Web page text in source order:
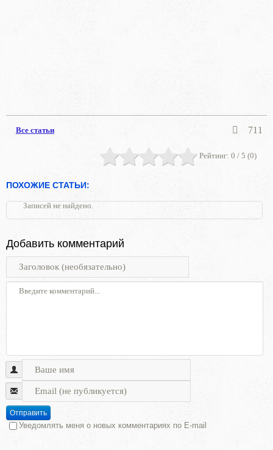
Все статьи 711
Рейтинг: 0 / 5 (0)
ПОХОЖИЕ СТАТЬИ:
Записей не найдено.
Добавить комментарий
Отправить
Уведомлять меня о новых комментариях по E-mail